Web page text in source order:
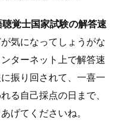
覚士国家試験の解答速
気になってしょうがな
ターネット上で解答速
振り回されて、一喜一
る自己採点の日まで、
げてくださいね。